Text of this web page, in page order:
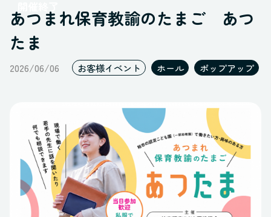
すべてのステータス
ポップアップ
ギャラリー
ブース
あつまれ保育教諭のたまご あつ
たま
2026/06/06 お客様イベント ホール ポップアップ